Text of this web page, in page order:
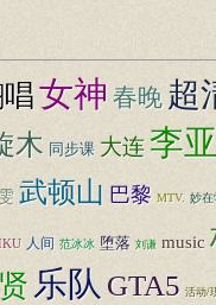
女神 春晚 超
木 同步课 大连李
武顿山 巴黎 MTV. 妙在
人间 范冰冰 堕落 刘谦 music
乐队 GTA5 活动/